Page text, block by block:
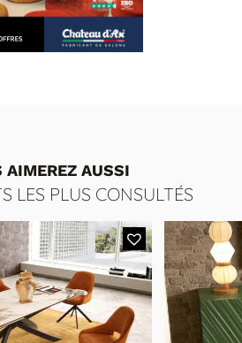
AIMEREZ AUSSI
LES PLUS CONSULTÉS